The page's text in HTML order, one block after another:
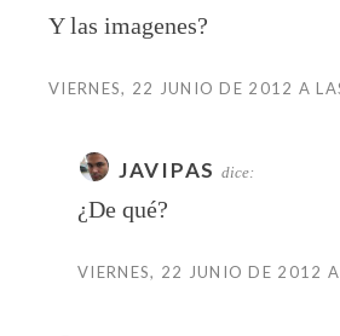
Y las imagenes?
VIERNES, 22 JUNIO DE 2012 A
JAVIPAS dice:
¿De qué?
VIERNES, 22 JUNIO DE 2012